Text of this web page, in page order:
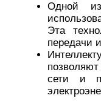
Одной из
Эта
передачи
сети и